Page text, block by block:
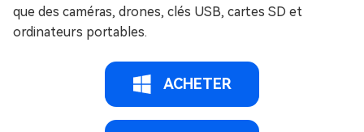
que des caméras, drones, clés USB, cartes SD et
ordinateurs portables.
ACHETER